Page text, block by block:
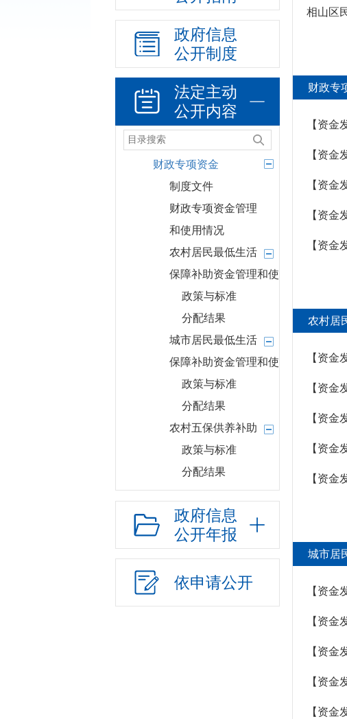
政府信息
公开制度
法定主动
公开内容
建议提案办理
机构领导
机构设置
人事信息
财政资金
年度财政预决算及
“三公”经费情况
财政专项资金
制度文件
财政专项资金管理
和使用情况
农村居民最低生活
保障补助资金管理和使用情况
政策与标准
分配结果
城市居民最低生活
保障补助资金管理和使用情况
政策与标准
分配结果
农村五保供养补助
政策与标准
分配结果
贫困重度残疾人生
活救助
政策与标准
分配结果
农村五保供养服务
机构建设
政府信息
公开年报
依申请公开
相山区
财政专
【资
【资
【资
【资
【资
农村居
【资金
【资金
【资金
【资金
【资金
城市居
【资金
【资金
【资金
【资金
【资金